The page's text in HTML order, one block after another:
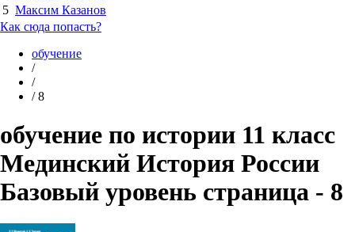
5 Максим Казанов
Как сюда попасть?
обучение
/
/
/8
обучение по истории 11 класс
Мединский История России
Базовый уровень страница - 8